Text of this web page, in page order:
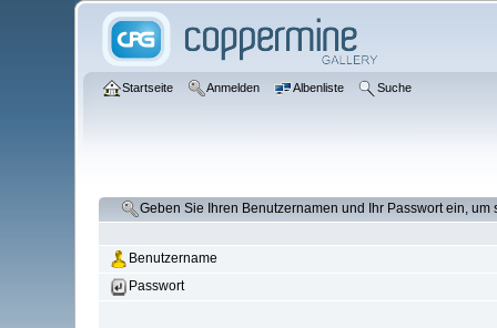
Startseite Anmelden Albenliste Suche
Geben Sie Ihren Benutzernamen und Ihr Passwort ein, um
Benutzername
Passwort